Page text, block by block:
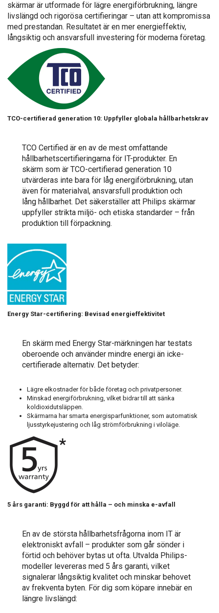
skärmar är utformade för lägre energiförbrukning, längre
livslängd och rigorösa certifieringar – utan att kompromissa
med prestandan. Resultatet är en mer energieffektiv,
långsiktig och ansvarsfull investering för moderna företag.
TCO-certifierad generation 10: Uppfyller globala hållbarhetskrav
TCO Certified är en av de mest omfattande
hållbarhetscertifieringarna för IT-produkter. En
skärm som är TCO-certifierad generation 10
utvärderas inte bara för låg energiförbrukning, utan
även för materialval, ansvarsfull produktion och
lång hållbarhet. Det säkerställer att Philips skärmar
uppfyller strikta miljö- och etiska standarder – från
produktion till förpackning.
Energy Star-certifiering: Bevisad energieffektivitet
En skärm med Energy Star-märkningen har testats
oberoende och använder mindre energi än icke-
certifierade alternativ. Det betyder:
Lägre elkostnader för både företag och privatpersoner.
Minskad energiförbrukning, vilket bidrar till att sänka
koldioxidutsläppen.
Skärmarna har smarta energisparfunktioner, som automatisk
ljusstyrkejustering och låg strömförbrukning i viloläge.
5 års garanti: Byggd för att hålla – och minska e-avfall
En av de största hållbarhetsfrågorna inom IT är
elektroniskt avfall – produkter som går sönder i
förtid och behöver bytas ut ofta. Utvalda Philips-
modeller levereras med 5 års garanti, vilket
signalerar långsiktig kvalitet och minskar behovet
av frekventa byten. För dig som köpare innebär en
längre livslängd: